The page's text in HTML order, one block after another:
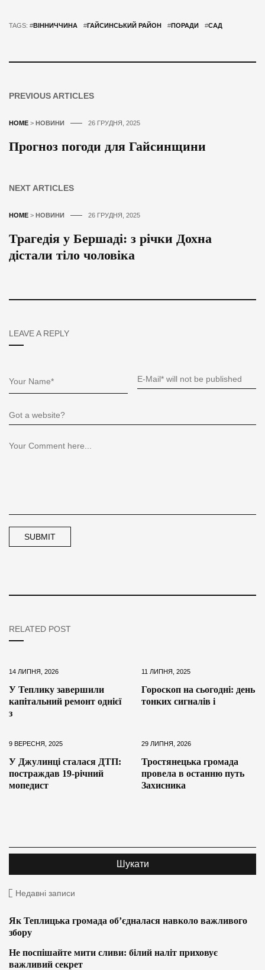
TAGS: #ВІННИЧЧИНА #ГАЙСИНСЬКИЙ РАЙОН #ПОРАДИ #САД
PREVIOUS ARTICLES
HOME > НОВИНИ 26 ГРУДНЯ, 2025
Прогноз погоди для Гайсинщини
NEXT ARTICLES
HOME > НОВИНИ 26 ГРУДНЯ, 2025
Трагедія у Бершаді: з річки Дохна
дістали тіло чоловіка
LEAVE A REPLY
RELATED POST
14 ЛИПНЯ, 2026
У Теплику завершили
капітальний ремонт однієї
з
11 ЛИПНЯ, 2025
Гороскоп на сьогодні: день
тонких сигналів і
9 ВЕРЕСНЯ, 2025
У Джулинці сталася ДТП:
постраждав 19-річний
мопедист
29 ЛИПНЯ, 2026
Тростянецька громада
провела в останню путь
Захисника
Недавні записи
Як Теплицька громада об’єдналася навколо важливого
збору
Не поспішайте мити сливи: білий наліт приховує
важливий секрет